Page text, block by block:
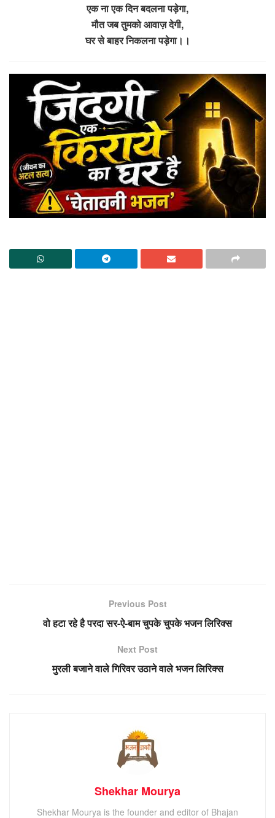
एक ना एक दिन बदलना पड़ेगा,
मौत जब तुमको आवाज़ देगी,
घर से बाहर निकलना पड़ेगा।।
Previous Post
वो हटा रहे है परदा सर-ऐ-बाम चुपके चुपके भजन लिरिक्स
Next Post
मुरली बजाने वाले गिरिवर उठाने वाले भजन लिरिक्स
Shekhar Mourya
Shekhar Mourya is the founder and editor of Bhajan